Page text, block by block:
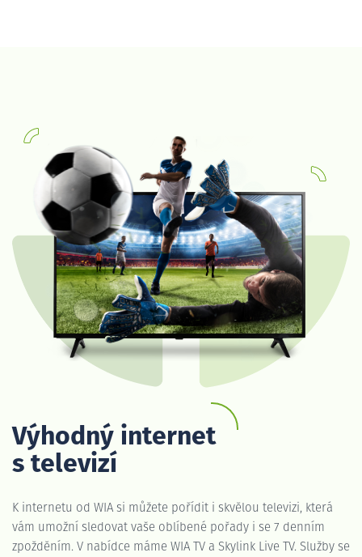
Výhodný internet
s televizí
K internetu od WIA si můžete pořídit i skvělou televizi, která
vám umožní sledovat vaše oblíbené pořady i se 7 denním
zpožděním. V nabídce máme WIA TV a Skylink Live TV. Služby se